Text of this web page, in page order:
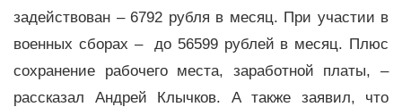
задействован – 6792 рубля в месяц. При участии в
военных сборах – до 56599 рублей в месяц. Плюс
сохранение рабочего места, заработной платы, –
рассказал Андрей Клычков. А также заявил, что